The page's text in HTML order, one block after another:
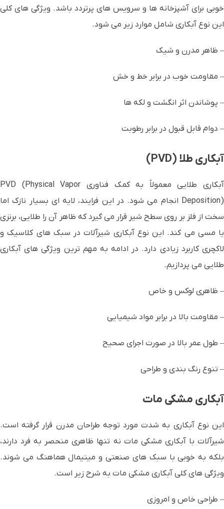
خوبی برای آشپزخانه ها و سرویس های پرتردد باشد. ویژگی های کلی
این نوع آبکاری شامل موارد زیر می شود.
– ظاهر مدرن و شیک
– مقاومت خوب در برابر خط و خش
– پوشاندن اثر انگشت و لکه ها
– دوام قابل قبول در برابر رطوبت
آبکاری طلا (PVD)
آبکاری طلایی معمولاً به کمک فناوری PVD (Physical Vapor
Deposition) انجام می شود. در این فرایند، لایه ای بسیار نازک اما
سخت از فلز بر روی سطح شیر قرار می گیرد که ظاهر آن را طلایی، برنزی
یا مسی می کند. این نوع آبکاری شیرآلات در سبک های کلاسیک و
لاکچری کاربرد زیادی دارد. در ادامه به مهم ترین ویژگی های آبکاری
طلایی می پردازیم.
– ظاهری لوکس و خاص
– مقاومت بالا در برابر مواد شیمیایی
– طول عمر بالا در صورت اجرای صحیح
– تنوع رنگ بندی و طراحی
آبکاری مشکی مات
این نوع آبکاری به شدت مورد توجه طراحان مدرن قرار گرفته است.
شیرآلات با آبکاری مشکی مات نه تنها ظاهری منحصر به فرد دارند،
بلکه به خوبی با سبک های صنعتی و مینیمال هماهنگ می شوند.
ویژگی های کلی آبکاری مشکی مات به شرح زیر است.
– طراحی خاص و امروزی